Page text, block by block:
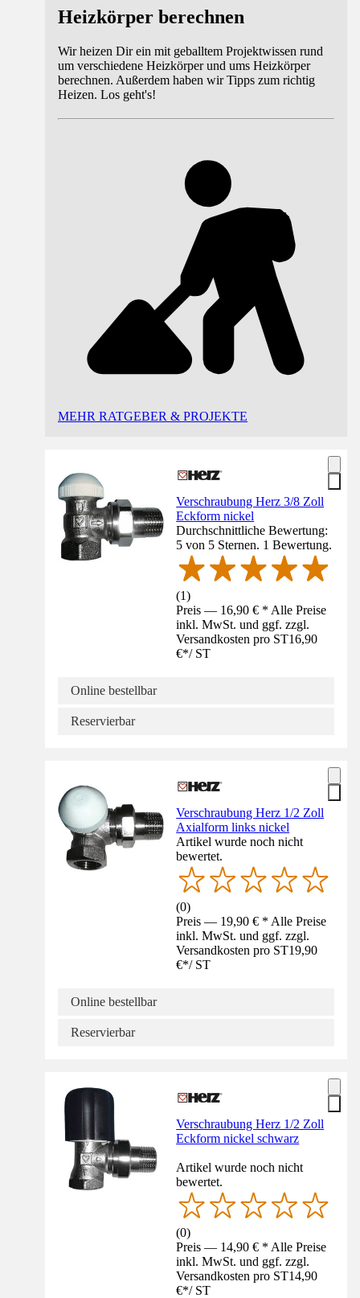
Heizkörper berechnen
Wir heizen Dir ein mit geballtem Projektwissen rund
um verschiedene Heizkörper und ums Heizkörper
berechnen. Außerdem haben wir Tipps zum richtig
Heizen. Los geht's!
MEHR RATGEBER & PROJEKTE
Verschraubung Herz 3/8 Zoll
Eckform nickel
Durchschnittliche Bewertung:
5 von 5 Sternen. 1 Bewertung.
(1)
Preis — 16,90 € * Alle Preise
inkl. MwSt. und ggf. zzgl.
Versandkosten pro ST16,90
€*/ ST
Online bestellbar
Reservierbar
Verschraubung Herz 1/2 Zoll
Axialform links nickel
Artikel wurde noch nicht
bewertet.
(0)
Preis — 19,90 € * Alle Preise
inkl. MwSt. und ggf. zzgl.
Versandkosten pro ST19,90
€*/ ST
Online bestellbar
Reservierbar
Verschraubung Herz 1/2 Zoll
Eckform nickel schwarz
Artikel wurde noch nicht
bewertet.
(0)
Preis — 14,90 € * Alle Preise
inkl. MwSt. und ggf. zzgl.
Versandkosten pro ST14,90
€*/ ST